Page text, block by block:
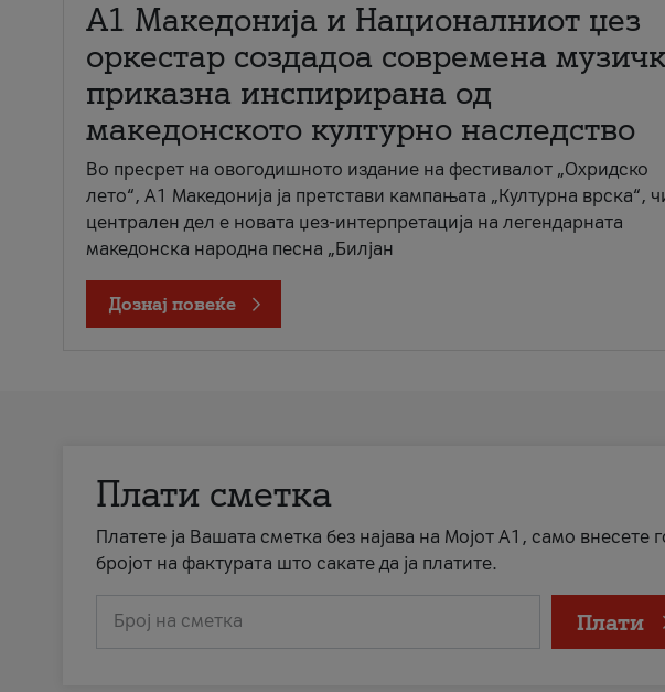
А1 Македонија и Националниот џез
оркестар создадоа современа
приказна инспирирана од
македонското културно наследство
Во пресрет на овогодишното издание на фестивалот „Охридско
лето“, А1 Македонија ја претстави кампањата „Културна врска“,
централен дел е новата џез-интерпретација на легендарната
македонска народна песна „Билјан
Дознај повеќе
Плати сметка
Платете ја Вашата сметка без најава на Мојот А1, само внесете
бројот на фактурата што сакате да ја платите.
Број на сметка Плати